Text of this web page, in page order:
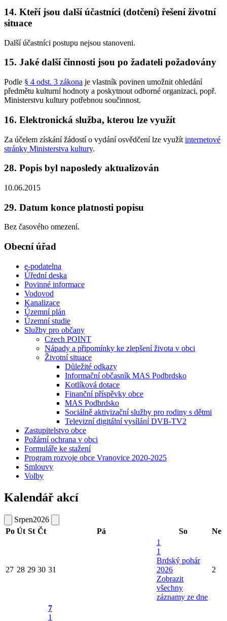
14. Kteří jsou další účastníci (dotčení) řešení životní
situace
Další účastníci postupu nejsou stanoveni.
15. Jaké další činnosti jsou po žadateli požadovány
Podle § 4 odst. 3 zákona je vlastník povinen umožnit ohledání
předmětu kulturní hodnoty a poskytnout odborné organizaci, popř.
Ministerstvu kultury potřebnou součinnost.
16. Elektronická služba, kterou lze využít
Za účelem získání žádostí o vydání osvědčení lze využít internetové
stránky Ministerstva kultury.
28. Popis byl naposledy aktualizován
10.06.2015
29. Datum konce platnosti popisu
Bez časového omezení.
Obecní úřad
e-podatelna
Úřední deska
Povinné informace
Vodovod
Kanalizace
Územní plán
Územní studie
Služby pro občany
Czech POINT
Nápady a připomínky ke zlepšení života v obci
Životní situace
Důležité odkazy
Informační občasník MAS Podbrdsko
Kotlíková dotace
Finanční příspěvky obce
MAS Podbrdsko
Sociálně aktivizační služby pro rodiny s dětmi
Televizní digitální vysílání DVB-TV2
Zastupitelstvo obce
Požární ochrana v obci
Formuláře ke stažení
Program rozvoje obce Vranovice 2020-2025
Smlouvy
Volby
Kalendář akcí
Srpen2026
Po Út St Čt Pá So Ne
27 28 29 30 31
1
1
Brdský pohár
2026
Zobrazit
všechny
záznamy ze dne
2
7
1